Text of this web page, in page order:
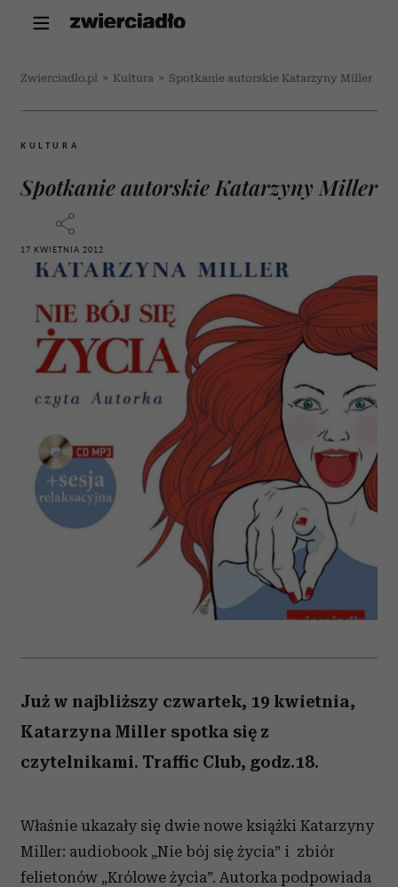
Zwierciadlo.pl > Kultura > Spotkanie autorskie Katarzyny Miller
KULTURA
Spotkanie autorskie Katarzyny Miller
17 KWIETNIA 2012
Już w najbliższy czwartek, 19 kwietnia,
Katarzyna Miller spotka się z
czytelnikami. Traffic Club, godz.18.
Właśnie ukazały się dwie nowe książki Katarzyny
Miller: audiobook „Nie bój się życia” i zbiór
felietonów „Królowe życia”. Autorka podpowiada